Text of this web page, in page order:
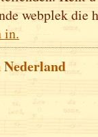
webplek die
in.